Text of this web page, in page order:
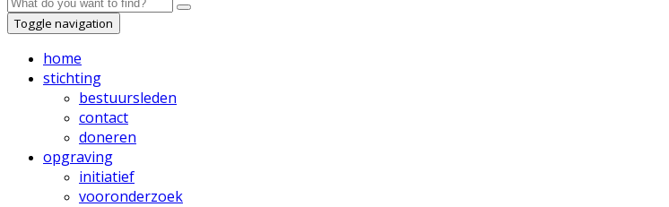
Toggle navigation
home
stichting
bestuursleden
contact
doneren
opgraving
initiatief
vooronderzoek